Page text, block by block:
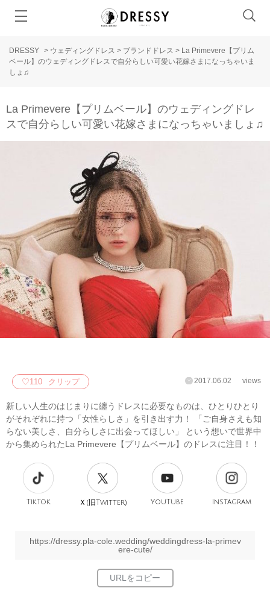
DRESSY > ウェディングドレス > ブランドドレス > La Primevere【プリム
ベール】のウェディングドレスで自分らしい可愛い花嫁さまになっちゃいま
しょ♫
La Primevere【プリムベール】のウェディングドレ
スで自分らしい可愛い花嫁さまになっちゃいましょ♫
♡110 クリップ 2017.06.02 views
新しい人生のはじまりに纏うドレスに必要なものは、ひとりひとり
がそれぞれに持つ「女性らしさ」を引き出す力！ 「ご自身さえも知
らない美しさ、自分らしさに出会ってほしい」 という想いで世界中
から集められたLa Primevere【プリムベール】のドレスに注目！！
TikTok Ｘ(旧Twitter) YouTube Instagram
https://dressy.pla-cole.wedding/weddingdress-la-primev
ere-cute/